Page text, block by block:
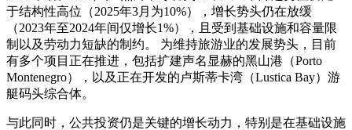
于结构性高位（2025年3月为10%），增长势头仍在放缓
（2023年至2024年间仅增长1%），且受到基础设施和容量限
制以及劳动力短缺的制约。 为维持旅游业的发展势头，目前
有多个项目正在推进，包括扩建声名显赫的黑山港（Porto
Montenegro），以及正在开发的卢斯蒂卡湾（Lustica Bay）游
艇码头综合体。
与此同时，公共投资仍是关键的增长动力，特别是在基础设施